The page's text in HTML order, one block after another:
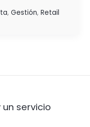
, Gestión, Retail
servicio